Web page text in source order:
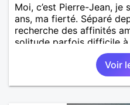
Moi, c’est Pierre-Jean, je
ans, ma fierté. Séparé
recherche des affinités
solitude parfois difficile
vague à l’âme. L’amitié
importante à mes yeux
sentiments plus
œuvre » disait Arthur
Voir